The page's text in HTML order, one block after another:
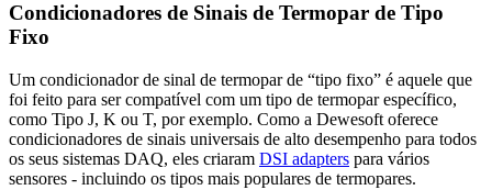
Condicionadores de Sinais de Termopar de Tipo
Fixo
Um condicionador de sinal de termopar de “tipo fixo” é aquele que
foi feito para ser compatível com um tipo de termopar específico,
como Tipo J, K ou T, por exemplo. Como a Dewesoft oferece
condicionadores de sinais universais de alto desempenho para todos
os seus sistemas DAQ, eles criaram DSI adapters para vários
sensores - incluindo os tipos mais populares de termopares.